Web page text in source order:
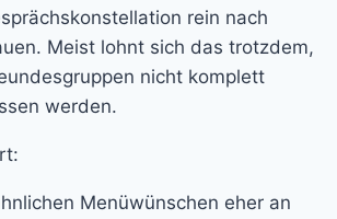
rein nach
Meist lohnt sich das trotzdem,
nicht komplett
werden.
Menüwünschen eher an